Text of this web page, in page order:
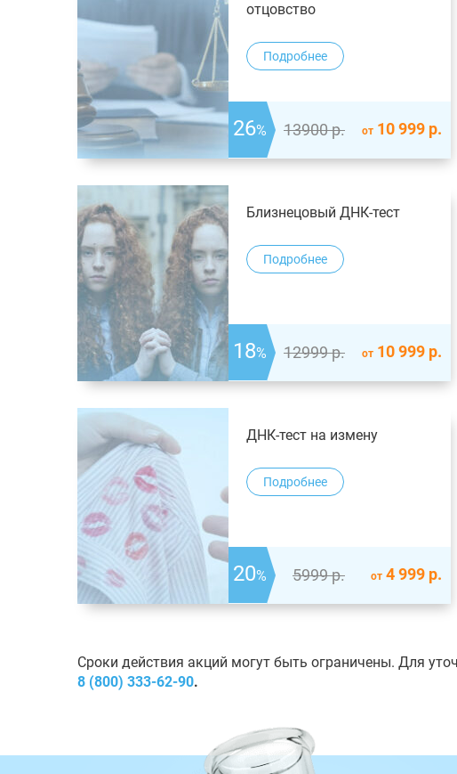
отцовство
Подробнее
26% 13900р. от 10 999 р.
Близнецовый ДНК-тест
Подробнее
18% 12999р. от 10 999 р.
ДНК-тест на измену
Подробнее
20% 5999р. от 4 999 р.
Сроки действия акций могут быть ограничены. Для
8 (800) 333-62-90.